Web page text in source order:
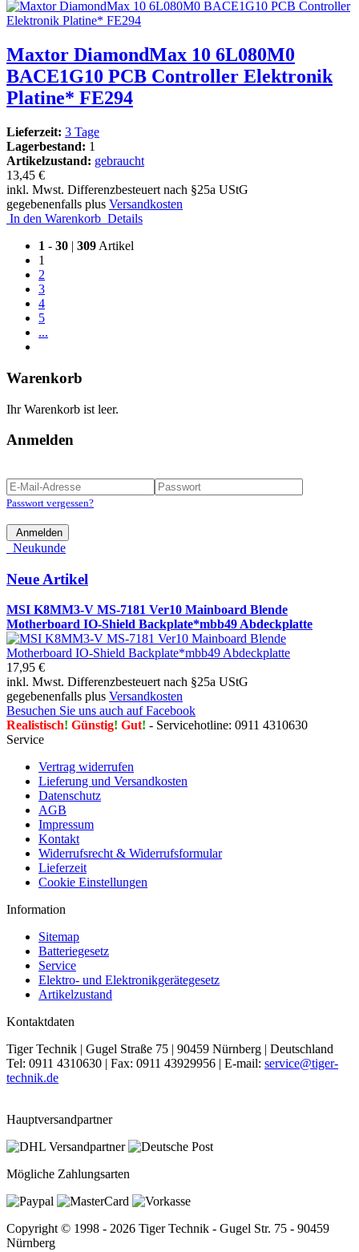
Maxtor DiamondMax 10 6L080M0
BACE1G10 PCB Controller Elektronik
Platine* FE294
Lieferzeit: 3 Tage
Lagerbestand: 1
Artikelzustand: gebraucht
13,45 €
inkl. Mwst. Differenzbesteuert nach §25a UStG
gegebenenfalls plus Versandkosten
In den Warenkorb Details
1 - 30 | 309 Artikel
1
2
3
4
5
...
Warenkorb
Ihr Warenkorb ist leer.
Anmelden
Passwort vergessen?
Anmelden
Neukunde
Neue Artikel
MSI K8MM3-V MS-7181 Ver10 Mainboard Blende
Motherboard IO-Shield Backplate*mbb49 Abdeckplatte
17,95 €
inkl. Mwst. Differenzbesteuert nach §25a UStG
gegebenenfalls plus Versandkosten
Besuchen Sie uns auch auf Facebook
Realistisch! Günstig! Gut! - Servicehotline: 0911 4310630
Service
Vertrag widerrufen
Lieferung und Versandkosten
Datenschutz
AGB
Impressum
Kontakt
Widerrufsrecht & Widerrufsformular
Lieferzeit
Cookie Einstellungen
Information
Sitemap
Batteriegesetz
Service
Elektro- und Elektronikgerätegesetz
Artikelzustand
Kontaktdaten
Tiger Technik | Gugel Straße 75 | 90459 Nürnberg | Deutschland
Tel: 0911 4310630 | Fax: 0911 43929956 | E-mail: service@tiger-
technik.de
Hauptversandpartner
Mögliche Zahlungsarten
Copyright © 1998 - 2026 Tiger Technik - Gugel Str. 75 - 90459
Nürnberg